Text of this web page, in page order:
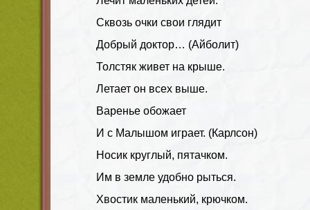
Сквозь очки свои глядит
Добрый доктор… (Айболит)
Толстяк живет на крыше.
Летает он всех выше.
Варенье обожает
И с Малышом играет. (Карлсон)
Носик круглый, пятачком.
Им в земле удобно рыться.
Хвостик маленький, крючком.